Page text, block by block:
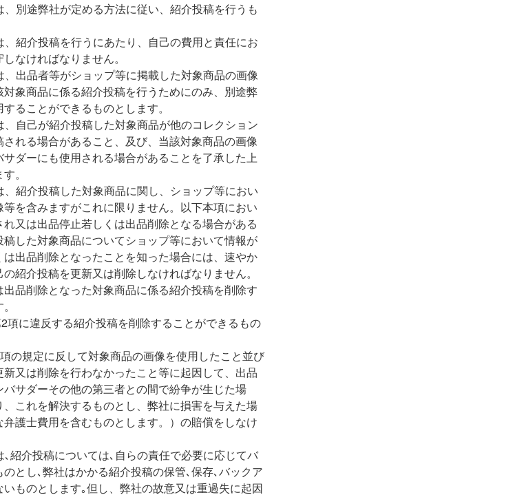
別途弊社が定める方法に従い、紹介投稿を行うも
紹介投稿を行うにあたり、自己の費用と責任にお
なければなりません。
出品者等がショップ等に掲載した対象商品の画像
象商品に係る紹介投稿を行うためにのみ、別途弊
ることができるものとします。
自己が紹介投稿した対象商品が他のコレクション
れる場合があること、及び、当該対象商品の画像
ダーにも使用される場合があることを了承した上
。
紹介投稿した対象商品に関し、ショップ等におい
を含みますがこれに限りません。以下本項におい
又は出品停止若しくは出品削除となる場合がある
した対象商品についてショップ等において情報が
出品削除となったことを知った場合には、速やか
紹介投稿を更新又は削除しなければなりません。
品削除となった対象商品に係る紹介投稿を削除す
項に違反する紹介投稿を削除することができるもの
の規定に反して対象商品の画像を使用したこと並び
又は削除を行わなかったこと等に起因して、出品
サダーその他の第三者との間で紛争が生じた場
これを解決するものとし、弊社に損害を与えた場
護士費用を含むものとします。）の賠償をしなけ
紹介投稿については､自らの責任で必要に応じてバ
とし､弊社はかかる紹介投稿の保管､保存､バックア
ものとします｡但し、弊社の故意又は重過失に起因